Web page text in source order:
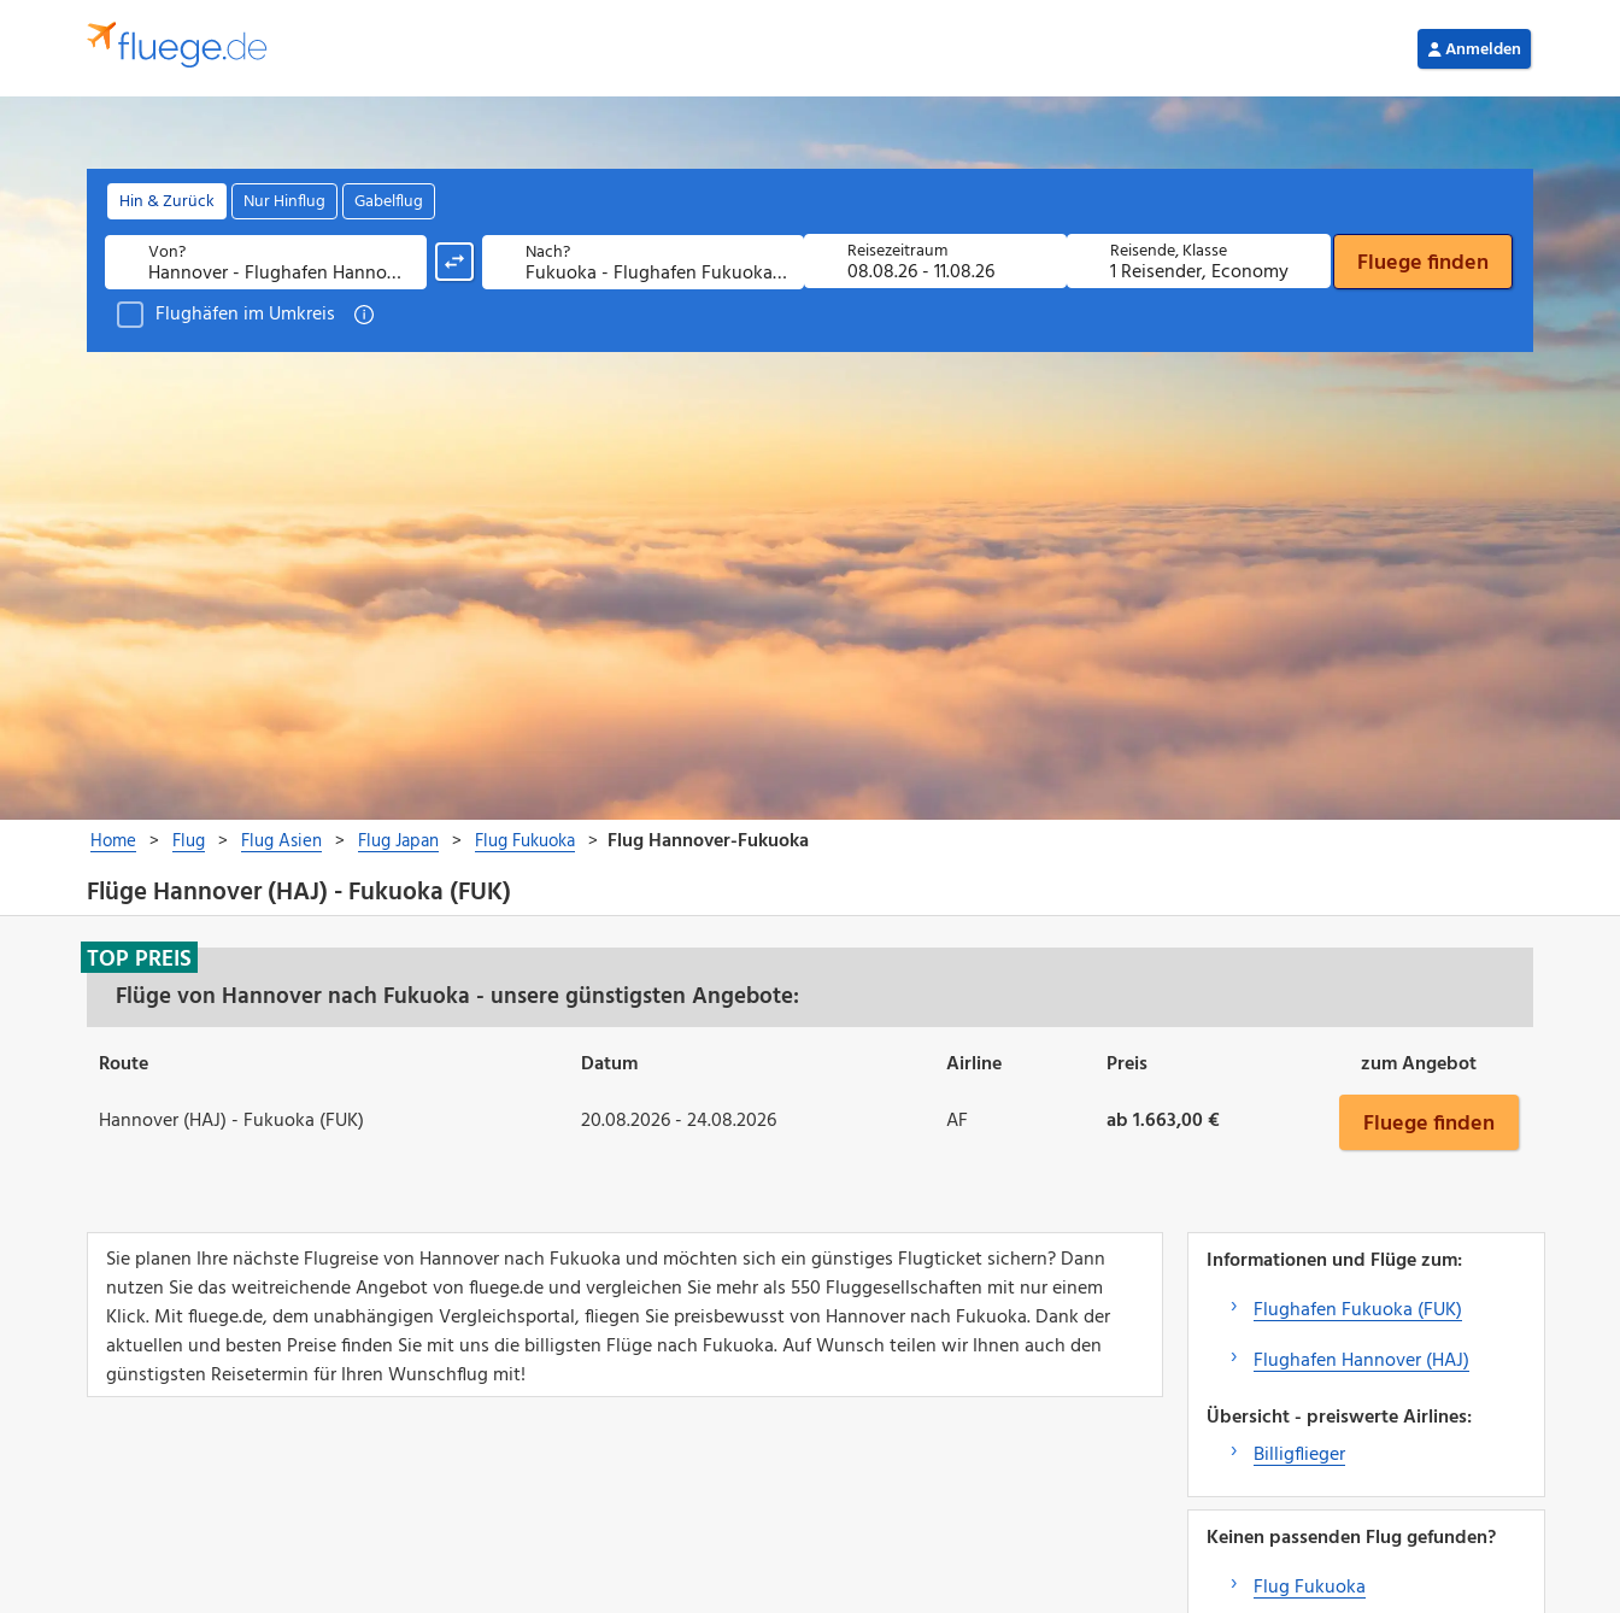
Flüge Hannover (HAJ) - Fukuoka (FUK)
Flüge von Hannover nach Fukuoka - unsere günstigsten Angebote:
TOP PREIS
Route Datum Airline Preis
zum Angebot
Hannover (HAJ) - Fukuoka (FUK)
20.08.2026 - 24.08.2026 AF ab 1.663,00 € Fluege finden
Sie planen Ihre nächste Flugreise von Hannover nach Fukuoka und möchten sich ein günstiges Flugticket sichern? Dann
nutzen Sie das weitreichende Angebot von fluege.de und vergleichen Sie mehr als 550 Fluggesellschaften mit nur einem
Klick. Mit fluege.de, dem unabhängigen Vergleichsportal, fliegen Sie preisbewusst von Hannover nach Fukuoka. Dank der
aktuellen und besten Preise finden Sie mit uns die billigsten Flüge nach Fukuoka. Auf Wunsch teilen wir Ihnen auch den
günstigsten Reisetermin für Ihren Wunschflug mit!
Informationen und Flüge zum:
Flughafen Fukuoka (FUK)
Flughafen Hannover (HAJ)
Übersicht - preiswerte Airlines:
Billigflieger
Keinen passenden Flug gefunden?
Flug Fukuoka